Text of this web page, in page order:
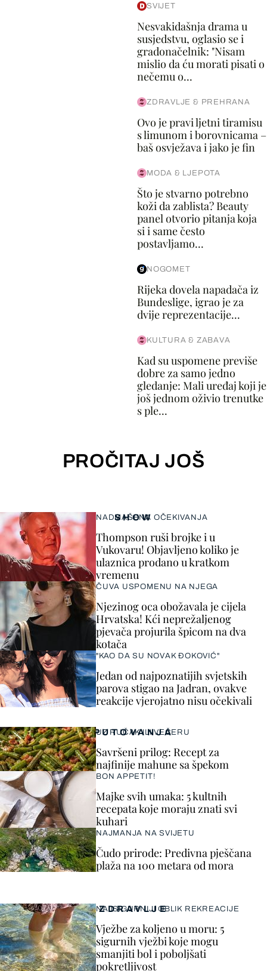
SVIJET
Nesvakidašnja drama u
susjedstvu, oglasio se i
gradonačelnik: "Nisam
mislio da ću morati pisati o
nečemu o...
ZDRAVLJE & PREHRANA
Ovo je pravi ljetni tiramisu
s limunom i borovnicama –
baš osvježava i jako je fin
MODA & LJEPOTA
Što je stvarno potrebno
koži da zablista? Beauty
panel otvorio pitanja koja
si i same često
postavljamo...
NOGOMET
Rijeka dovela napadača iz
Bundeslige, igrao je za
dvije reprezentacije...
KULTURA & ZABAVA
Kad su uspomene previše
dobre za samo jedno
gledanje: Mali uređaj koji je
još jednom oživio trenutke
s ple...
PROČITAJ JOŠ
SHOW
NADMAŠENA OČEKIVANJA
Thompson ruši brojke i u
Vukovaru! Objavljeno koliko je
ulaznica prodano u kratkom
vremenu
ČUVA USPOMENU NA NJEGA
Njezinog oca obožavala je cijela
Hrvatska! Kći neprežaljenog
pjevača projurila špicom na dva
kotača
"KAO DA SU NOVAK ĐOKOVIĆ"
Jedan od najpoznatijih svjetskih
parova stigao na Jadran, ovakve
reakcije vjerojatno nisu očekivali
ZDRAVLJE
NAJSIGURNIJI OBLIK REKREACIJE
Vježbe za koljeno u moru: 5
sigurnih vježbi koje mogu
smanjiti bol i poboljšati
pokretljivost
PUTOVANJA
UZ RUČAK ILI VEČERU
Savršeni prilog: Recept za
najfinije mahune sa špekom
BON APPETIT!
Majke svih umaka: 5 kultnih
recepata koje moraju znati svi
kuhari
NAJMANJA NA SVIJETU
Čudo prirode: Predivna pješčana
plaža na 100 metara od mora